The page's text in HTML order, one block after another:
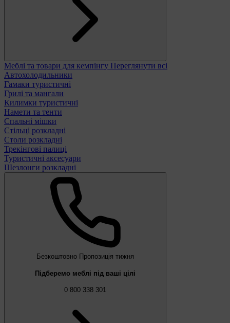
Меблі та товари для кемпінгу Переглянути всі
Автохолодильники
Гамаки туристичні
Грилі та мангали
Килимки туристичні
Намети та тенти
Спальні мішки
Стільці розкладні
Столи розкладні
Трекінгові палиці
Туристичні аксесуари
Шезлонги розкладні
Безкоштовно Пропозиція тижня
Підберемо меблі під ваші цілі
0 800 338 301